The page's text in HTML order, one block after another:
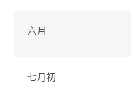
六月
七月初